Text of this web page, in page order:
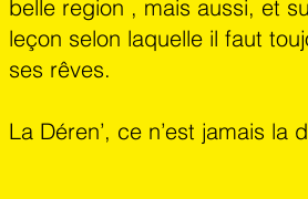
belle region , mais aussi, et
leçon selon laquelle il faut
ses rêves.
La Déren’, ce n’est jamais la